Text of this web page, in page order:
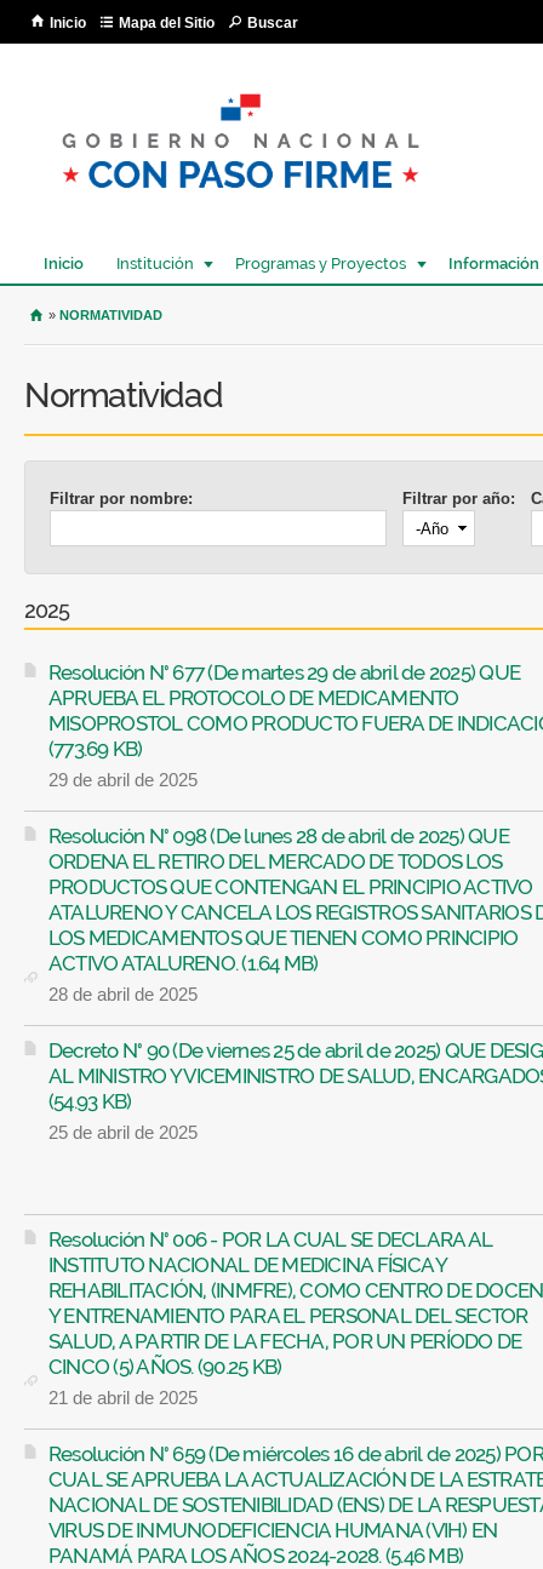
Inicio Mapa del Sitio Buscar
Inicio Institución Programas y Proyectos Información
USTED SE ENCUENTRA AQUÍ
» NORMATIVIDAD
Normatividad
Filtrar por nombre:
Filtrar por año:
Año
2025
Resolución N° 677 (De martes 29 de abril de 2025) QUE
APRUEBA EL PROTOCOLO DE MEDICAMENTO
MISOPROSTOL COMO PRODUCTO FUERA DE
(773.69 KB)
29 de abril de 2025
Resolución N° 098 (De lunes 28 de abril de 2025) QUE
ORDENA EL RETIRO DEL MERCADO DE TODOS LOS
PRODUCTOS QUE CONTENGAN EL PRINCIPIO ACTIVO
ATALURENO Y CANCELA LOS REGISTROS SANITARIOS
LOS MEDICAMENTOS QUE TIENEN COMO PRINCIPIO
ACTIVO ATALURENO. (1.64 MB)
28 de abril de 2025
Decreto N° 90 (De viernes 25 de abril de 2025) QUE
AL MINISTRO Y VICEMINISTRO DE SALUD,
(54.93 KB)
25 de abril de 2025
Resolución N° 006 - POR LA CUAL SE DECLARA AL
INSTITUTO NACIONAL DE MEDICINA FÍSICA Y
REHABILITACIÓN, (INMFRE), COMO CENTRO DE
Y ENTRENAMIENTO PARA EL PERSONAL DEL SECTOR
SALUD, A PARTIR DE LA FECHA, POR UN PERÍODO DE
CINCO (5) AÑOS. (90.25 KB)
21 de abril de 2025
Resolución N° 659 (De miércoles 16 de abril de 2025)
CUAL SE APRUEBA LA ACTUALIZACIÓN DE LA
NACIONAL DE SOSTENIBILIDAD (ENS) DE LA
VIRUS DE INMUNODEFICIENCIA HUMANA (VIH) EN
PANAMÁ PARA LOS AÑOS 2024-2028. (5.46 MB)